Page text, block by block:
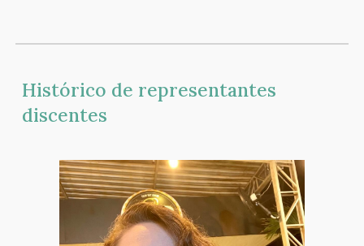
Histórico de representantes
discentes